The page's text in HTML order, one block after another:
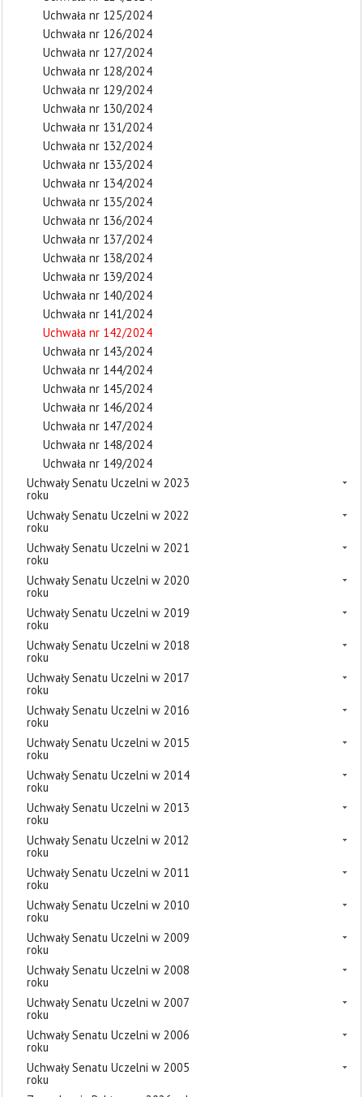
Uchwała nr 125/2024
Uchwała nr 126/2024
Uchwała nr 127/2024
Uchwała nr 128/2024
Uchwała nr 129/2024
Uchwała nr 130/2024
Uchwała nr 131/2024
Uchwała nr 132/2024
Uchwała nr 133/2024
Uchwała nr 134/2024
Uchwała nr 135/2024
Uchwała nr 136/2024
Uchwała nr 137/2024
Uchwała nr 138/2024
Uchwała nr 139/2024
Uchwała nr 140/2024
Uchwała nr 141/2024
Uchwała nr 142/2024
Uchwała nr 143/2024
Uchwała nr 144/2024
Uchwała nr 145/2024
Uchwała nr 146/2024
Uchwała nr 147/2024
Uchwała nr 148/2024
Uchwała nr 149/2024
Uchwały Senatu Uczelni w 2023
roku
Uchwały Senatu Uczelni w 2022
roku
Uchwały Senatu Uczelni w 2021
roku
Uchwały Senatu Uczelni w 2020
roku
Uchwały Senatu Uczelni w 2019
roku
Uchwały Senatu Uczelni w 2018
roku
Uchwały Senatu Uczelni w 2017
roku
Uchwały Senatu Uczelni w 2016
roku
Uchwały Senatu Uczelni w 2015
roku
Uchwały Senatu Uczelni w 2014
roku
Uchwały Senatu Uczelni w 2013
roku
Uchwały Senatu Uczelni w 2012
roku
Uchwały Senatu Uczelni w 2011
roku
Uchwały Senatu Uczelni w 2010
roku
Uchwały Senatu Uczelni w 2009
roku
Uchwały Senatu Uczelni w 2008
roku
Uchwały Senatu Uczelni w 2007
roku
Uchwały Senatu Uczelni w 2006
roku
Uchwały Senatu Uczelni w 2005
roku